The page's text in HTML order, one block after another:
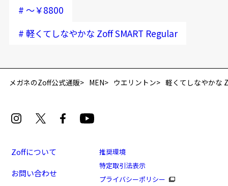
再入荷お知らせメールのお申し込み
[スペシャルプライス]軽くてしなやかな Zoff SMART
# ～￥8800
# 軽くてしなやかな Zoff SMART Regular
メガネのZoff公式通販 MEN ウエリントン 軽くてしなやかな
Zoffについて
お問い合わせ
推奨環境
特定取引法表示
プライバシーポリシー